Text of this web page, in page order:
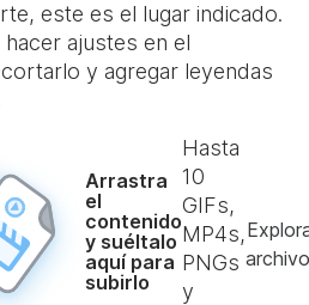
este es el lugar indicado.
ajustes en el
y agregar leyendas
Arrastra
el
contenido
y suéltalo
aquí para
subirlo
Hasta
10
GIFs,
MP4s,
PNGs
y